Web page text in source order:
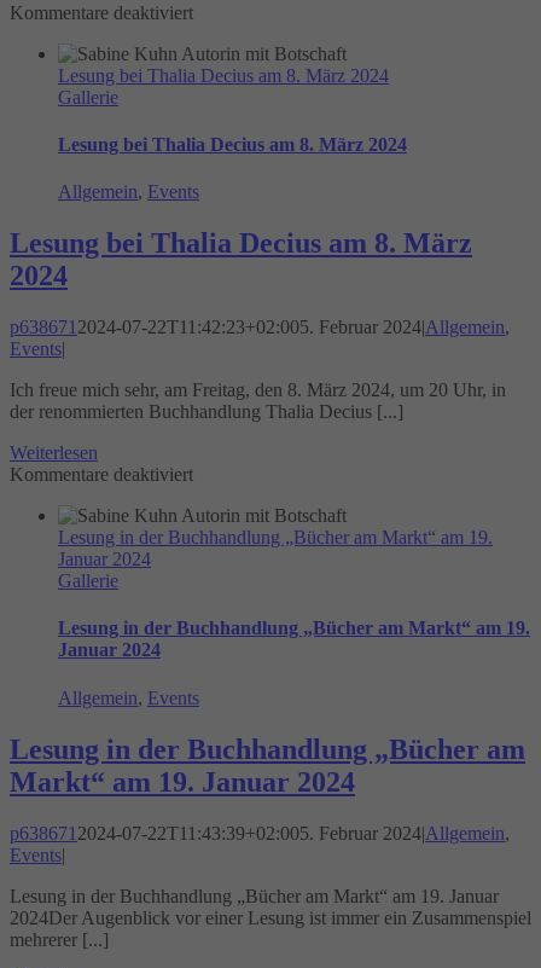
Kommentare deaktiviertfür
Interview
im
zu
neuesten
Buch
Lesung bei Thalia Decius am 8. März 2024
Gallerie
Lesung bei Thalia Decius am 8. März 2024
Allgemein, Events
Lesung bei Thalia Decius am 8. März
2024
p638671 2024-07-22T11:42:23+02:005. Februar 2024|Allgemein,
Events|
Ich freue mich sehr, am Freitag, den 8. März 2024, um 20 Uhr, in
der renommierten Buchhandlung Thalia Decius [...]
Weiterlesen
Kommentare deaktiviertfür
bei
Thalia
März
Lesung in der Buchhandlung „Bücher am Markt“ am 19.
Januar 2024
Gallerie
Lesung in der Buchhandlung „Bücher am Markt“ am 19.
Januar 2024
Allgemein, Events
Lesung in der Buchhandlung „Bücher am
Markt“ am 19. Januar 2024
p638671 2024-07-22T11:43:39+02:005. Februar 2024|Allgemein,
Events|
Lesung in der Buchhandlung „Bücher am Markt“ am 19. Januar
2024Der Augenblick vor einer Lesung ist immer ein Zusammenspiel
mehrerer [...]